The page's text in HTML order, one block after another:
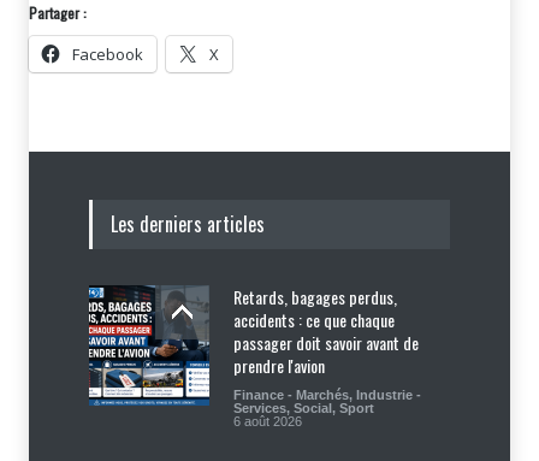
Partager :
Facebook X
Les derniers articles
Retards, bagages perdus,
accidents : ce que chaque
passager doit savoir avant de
prendre l'avion
Finance - Marchés, Industrie -
Services, Social, Sport
6 août 2026